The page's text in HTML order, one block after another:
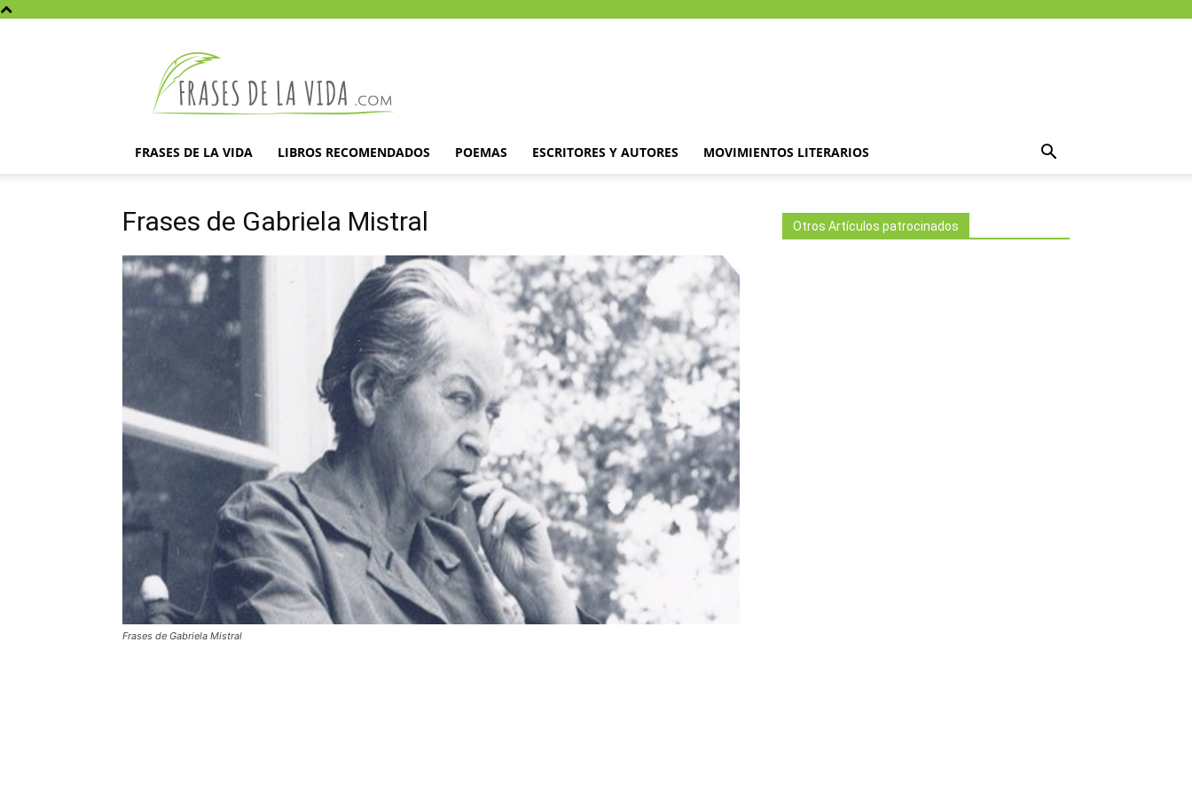
la
vida
FRASES DE LA VIDA LIBROS RECOMENDADOS POEMAS ESCRITORES Y AUTORES MOVIMIENTOS LITERARIOS
Frases de Gabriela Mistral
Frases de Gabriela Mistral
Otros Artículos patrocinados